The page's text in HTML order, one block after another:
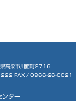
高梁市川面町2716
FAX / 0866-26-0021
ンター